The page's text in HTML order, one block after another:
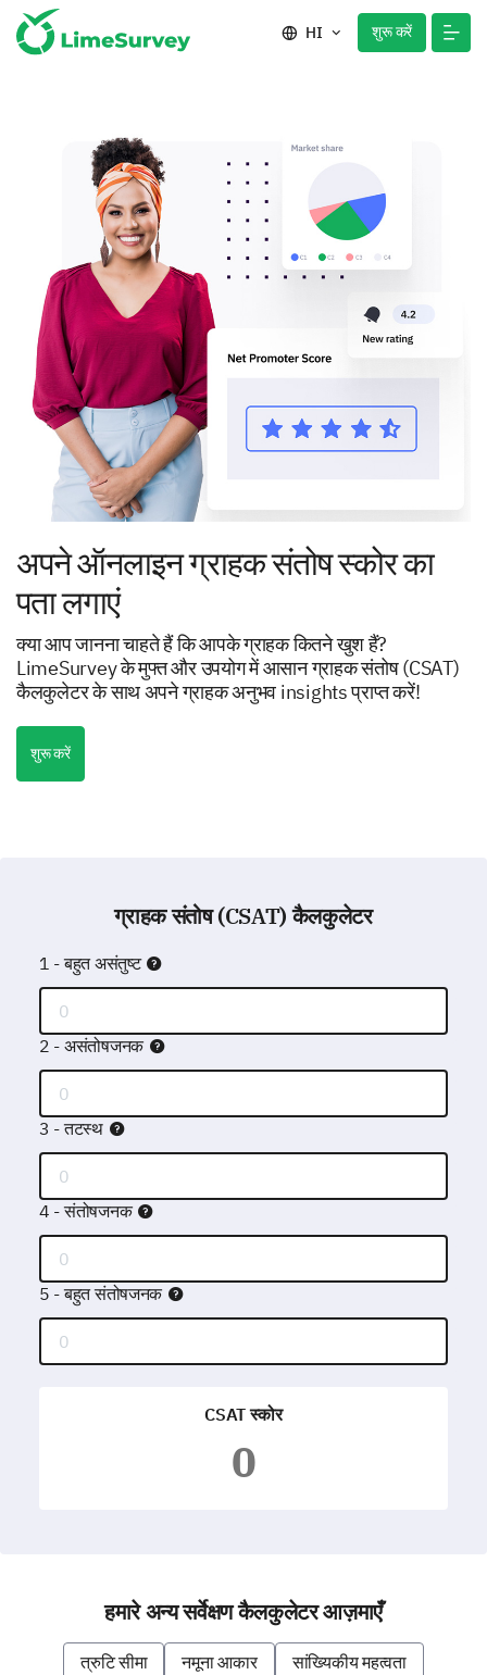
HI शुरू करें
अपने ऑनलाइन ग्राहक संतोष स्कोर का
पता लगाएं
क्या आप जानना चाहते हैं कि आपके ग्राहक कितने खुश हैं?
LimeSurvey के मुफ्त और उपयोग में आसान ग्राहक संतोष (CSAT)
कैलकुलेटर के साथ अपने ग्राहक अनुभव insights प्राप्त करें!
शुरू करें
ग्राहक संतोष (CSAT) कैलकुलेटर
1 - बहुत असंतुष्ट
2 - असंतोषजनक
3 - तटस्थ
4 - संतोषजनक
5 - बहुत संतोषजनक
CSAT स्कोर
हमारे अन्य सर्वेक्षण कैलकुलेटर आज़माएँ
त्रुटि सीमा नमूना आकार
सांख्यिकीय महत्वता